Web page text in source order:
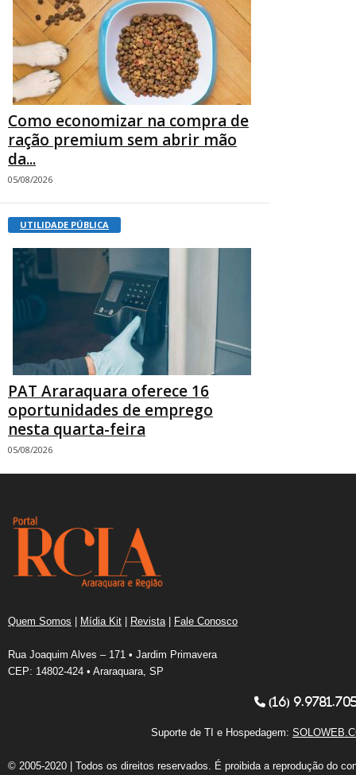
Como economizar na compra de
ração premium sem abrir mão
da...
05/08/2026
UTILIDADE PÚBLICA
PAT Araraquara oferece 16
oportunidades de emprego
nesta quarta-feira
05/08/2026
Quem Somos | Mídia Kit | Revista | Fale Conosco
Rua Joaquim Alves – 171 • Jardim Primavera
CEP: 14802-424 • Araraquara, SP
(16)
Suporte de TI e Hospedagem:
© 2005-2020 | Todos os direitos reservados. É proibida a reprodução do